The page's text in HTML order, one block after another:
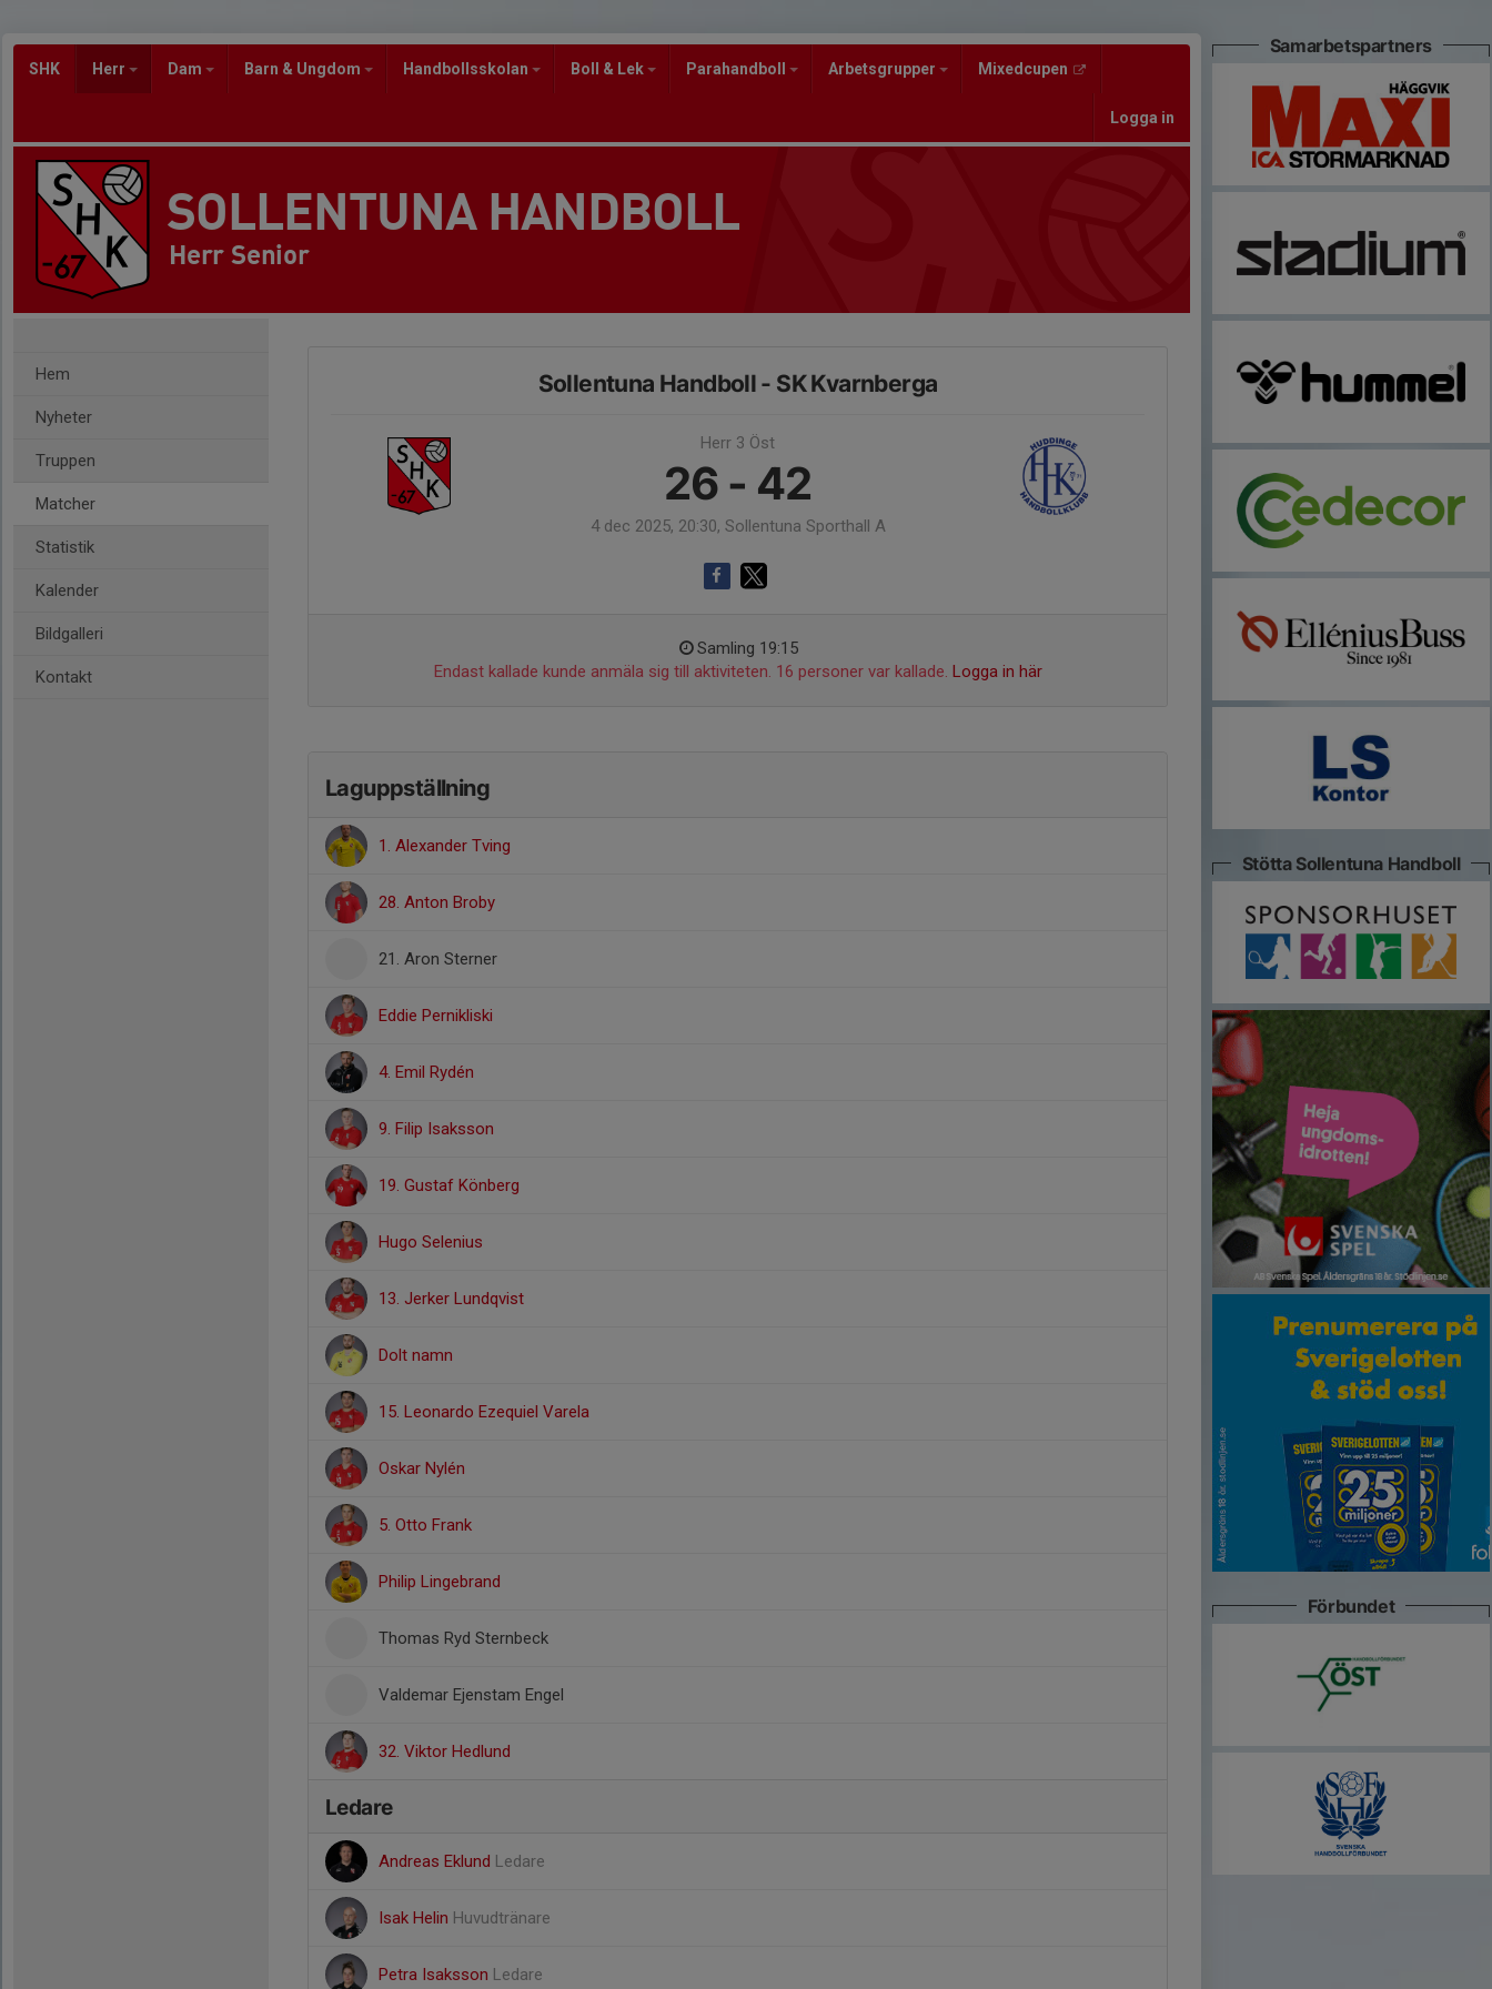
SHK Herr Dam Barn & Ungdom Handbollsskolan Boll & Lek Parahandboll Arbetsgrupper Mixedcupen
Logga in
SOLLENTUNA HANDBOLL
Herr Senior
Hem
Nyheter
Truppen
Matcher
Statistik
Kalender
Bildgalleri
Kontakt
Sollentuna Handboll - SK Kvarnberga
Herr 3 Öst
26 - 42
4 dec 2025, 20:30, Sollentuna Sporthall A
Samling 19:15
Endast kallade kunde anmäla sig till aktiviteten. 16 personer var kallade. Logga in här
Laguppställning
1. Alexander Tving
28. Anton Broby
21. Aron Sterner
Eddie Pernikliski
4. Emil Rydén
9. Filip Isaksson
19. Gustaf Könberg
Hugo Selenius
13. Jerker Lundqvist
Dolt namn
15. Leonardo Ezequiel Varela
Oskar Nylén
5. Otto Frank
Philip Lingebrand
Thomas Ryd Sternbeck
Valdemar Ejenstam Engel
32. Viktor Hedlund
Ledare
Andreas Eklund Ledare
Isak Helin Huvudtränare
Petra Isaksson Ledare
Samarbetspartners
Stötta Sollentuna Handboll
Förbundet